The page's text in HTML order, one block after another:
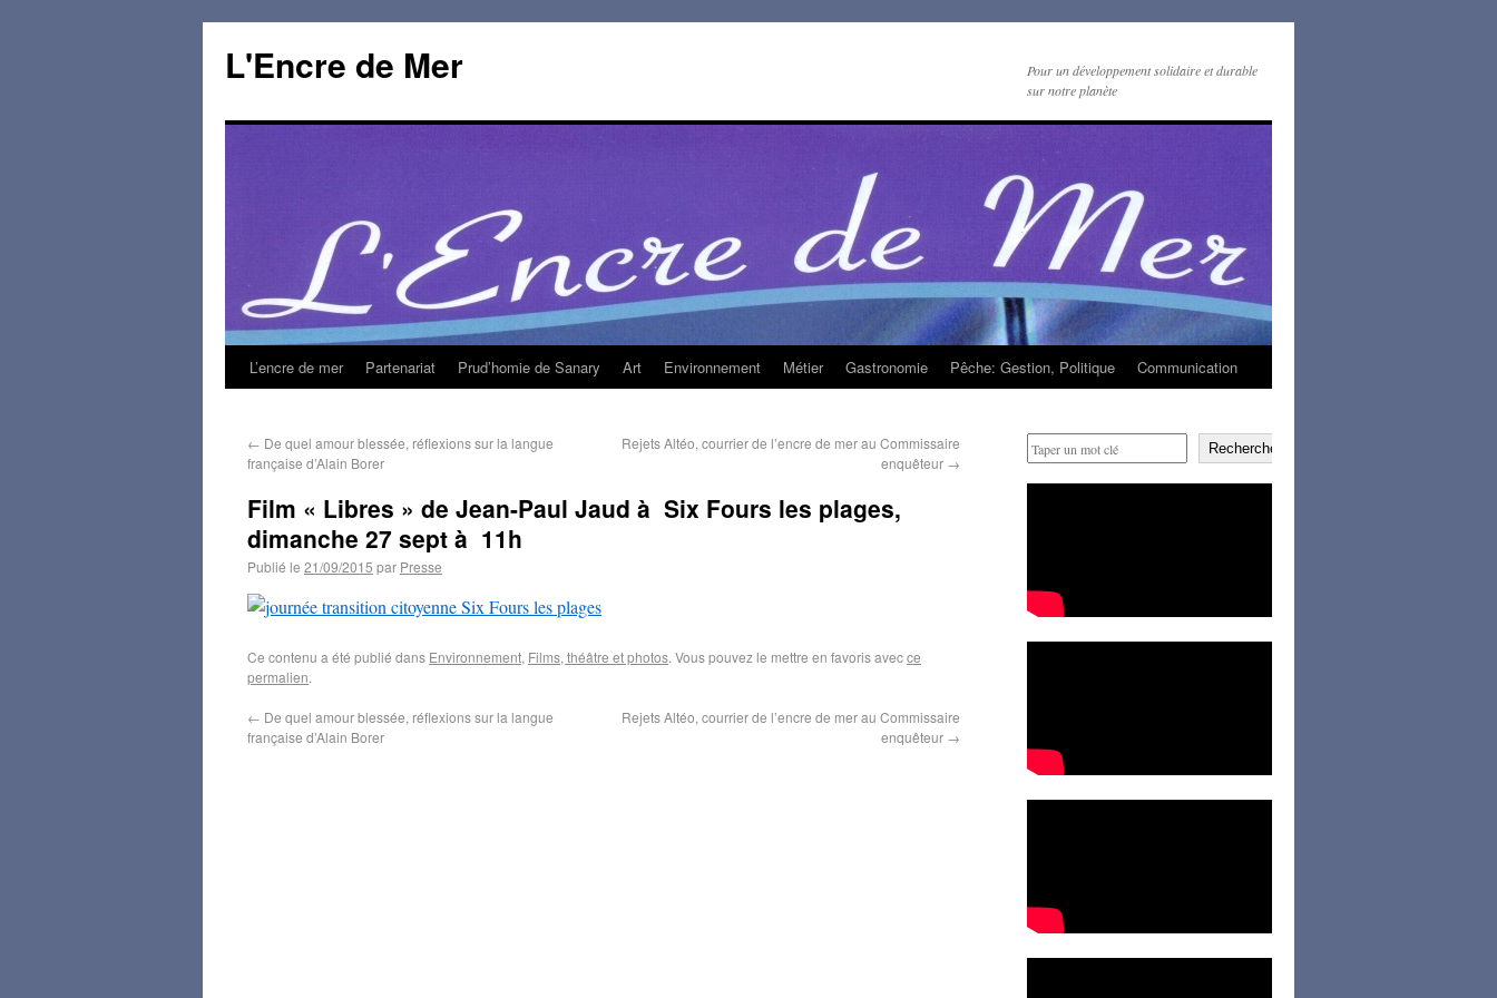
L'Encre de Mer
Pour un développement solidaire et durable
sur notre planète
L’encre de mer Partenariat Prud’homie de Sanary Art Environnement Métier Gastronomie Pêche: Gestion, Politique Communication
← De quel amour blessée, réflexions sur la langue
française d’Alain Borer
Rejets Altéo, courrier de l’encre de mer au Commissaire
enquêteur →
Film « Libres » de Jean-Paul Jaud à Six Fours les plages,
dimanche 27 sept à 11h
Publié le 21/09/2015 par Presse
Ce contenu a été publié dans Environnement, Films, théâtre et photos. Vous pouvez le mettre en favoris avecce
permalien.
← De quel amour blessée, réflexions sur la langue
française d’Alain Borer
Rejets Altéo, courrier de l’encre de mer au Commissaire
enquêteur →
Rechercher